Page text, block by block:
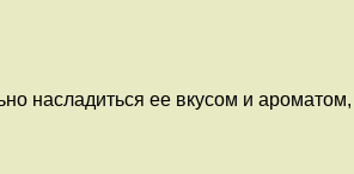
насладиться ее вкусом и ароматом,